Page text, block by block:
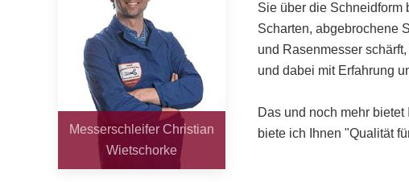
Messerschleifer Christian
Wietschorke
Sie über die Schneidform
Scharten, abgebrochene
und Rasenmesser
und dabei mit Erfahrung
Das und noch mehr
biete ich Ihnen "Qualität